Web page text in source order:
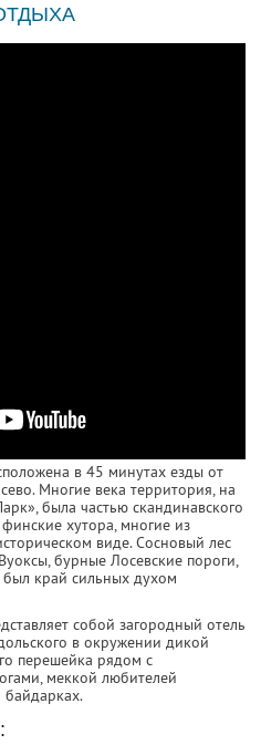
в 45 минутах езды от
Многие века территория, на
была частью скандинавского
хутора, многие из
виде. Сосновый лес
бурные Лосевские пороги,
был край сильных духом
собой загородный отель
в окружении дикой
перешейка рядом с
меккой любителей
байдарках.